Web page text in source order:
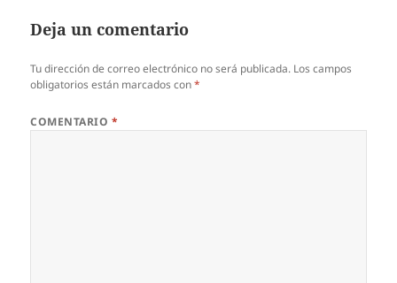
Deja un comentario
Tu dirección de correo electrónico no será publicada. Los campos
obligatorios están marcados con*
COMENTARIO *